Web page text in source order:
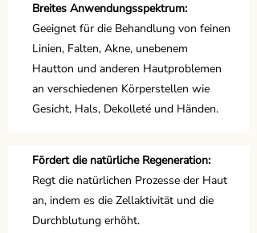
Breites Anwendungsspektrum:
Geeignet für die Behandlung von feinen
Linien, Falten, Akne, unebenem
Hautton und anderen Hautproblemen
an verschiedenen Körperstellen wie
Gesicht, Hals, Dekolleté und Händen.
Fördert die natürliche Regeneration:
Regt die natürlichen Prozesse der Haut
an, indem es die Zellaktivität und die
Durchblutung erhöht.